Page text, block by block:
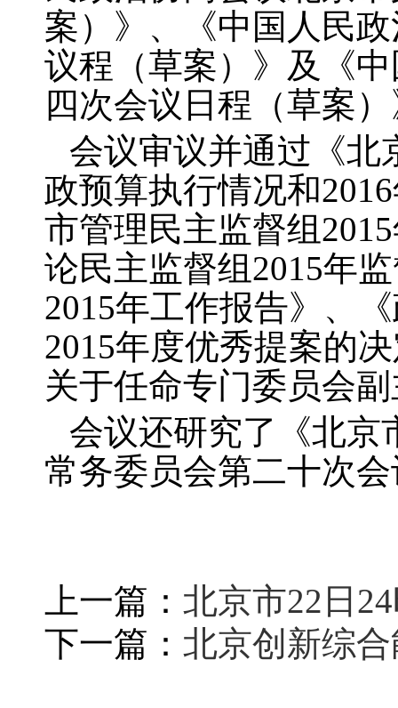
案）》、《中国人民
议程（草案）》及《
四次会议日程（草案
会议审议并通过《北
政预算执行情况和2016
市管理民主监督组 2015
论民主监督组 2015年
2015年工作报告》、
2015年度优秀提案的
关于任命专门委员会
会议还研究了《北京
常务委员会第二十次
上一篇： 北京市22日
下一篇： 北京创新综